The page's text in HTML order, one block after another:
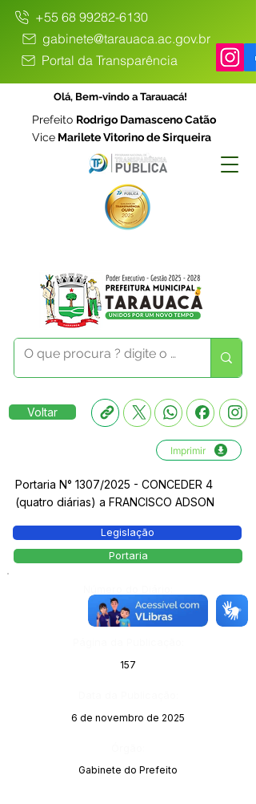
+55 68 99282-6130
gabinete@tarauaca.ac.gov.br
Portal da Transparência
Olá, Bem-vindo a Tarauacá!
Prefeito Rodrigo Damasceno Catão
Vice Marilete Vitorino de Sirqueira
Voltar
Imprimir
Portaria N° 1307/2025 - CONCEDER 4
(quatro diárias) a FRANCISCO ADSON
Legislação
Portaria
14143
157
6 de novembro de 2025
Gabinete do Prefeito